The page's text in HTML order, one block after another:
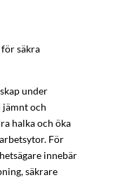
säkra
under
jämnt och
halka och öka
För
innebär
säkrare